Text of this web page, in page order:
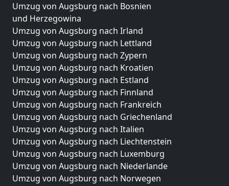
Umzug von Augsburg nach Bosnien
und Herzegowina
Umzug von Augsburg nach Irland
Umzug von Augsburg nach Lettland
Umzug von Augsburg nach Zypern
Umzug von Augsburg nach Kroatien
Umzug von Augsburg nach Estland
Umzug von Augsburg nach Finnland
Umzug von Augsburg nach Frankreich
Umzug von Augsburg nach Griechenland
Umzug von Augsburg nach Italien
Umzug von Augsburg nach Liechtenstein
Umzug von Augsburg nach Luxemburg
Umzug von Augsburg nach Niederlande
Umzug von Augsburg nach Norwegen